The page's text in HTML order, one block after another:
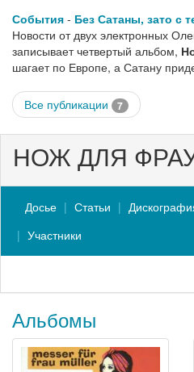
События - Без Сатаны, зато с
Новости от двух электронных
записывает четвертый альбом,
шагает по Европе, а Сатану
Все публикации 7
НОЖ ДЛЯ
Досье Статьи
Участники
Альбомы